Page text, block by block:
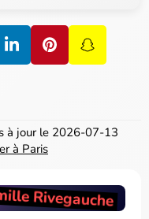
à jour le 2026-07-13
à Paris
Rivegauche